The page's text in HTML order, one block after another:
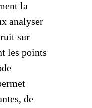
la
analyser
sur
les points
de